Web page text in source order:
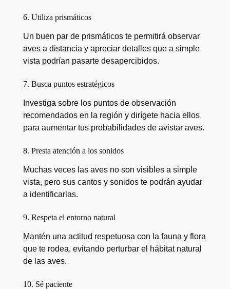
6. Utiliza prismáticos
Un buen par de prismáticos te permitirá observar
aves a distancia y apreciar detalles que a simple
vista podrían pasarte desapercibidos.
7. Busca puntos estratégicos
Investiga sobre los puntos de observación
recomendados en la región y dirígete hacia ellos
para aumentar tus probabilidades de avistar aves.
8. Presta atención a los sonidos
Muchas veces las aves no son visibles a simple
vista, pero sus cantos y sonidos te podrán ayudar
a identificarlas.
9. Respeta el entorno natural
Mantén una actitud respetuosa con la fauna y flora
que te rodea, evitando perturbar el hábitat natural
de las aves.
10. Sé paciente